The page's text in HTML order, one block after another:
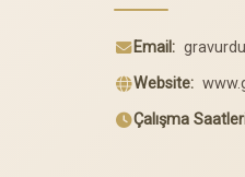
Email:
Website:
Çalışma